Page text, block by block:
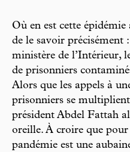
Où en est cette
de le savoir précisément
ministère de l’Intérieur,
de prisonniers
Alors que les appels à
prisonniers se
président Abdel Fattah
oreille. À croire que
pandémie est une